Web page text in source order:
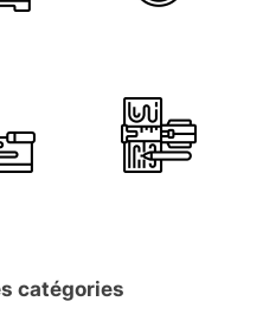
catégories